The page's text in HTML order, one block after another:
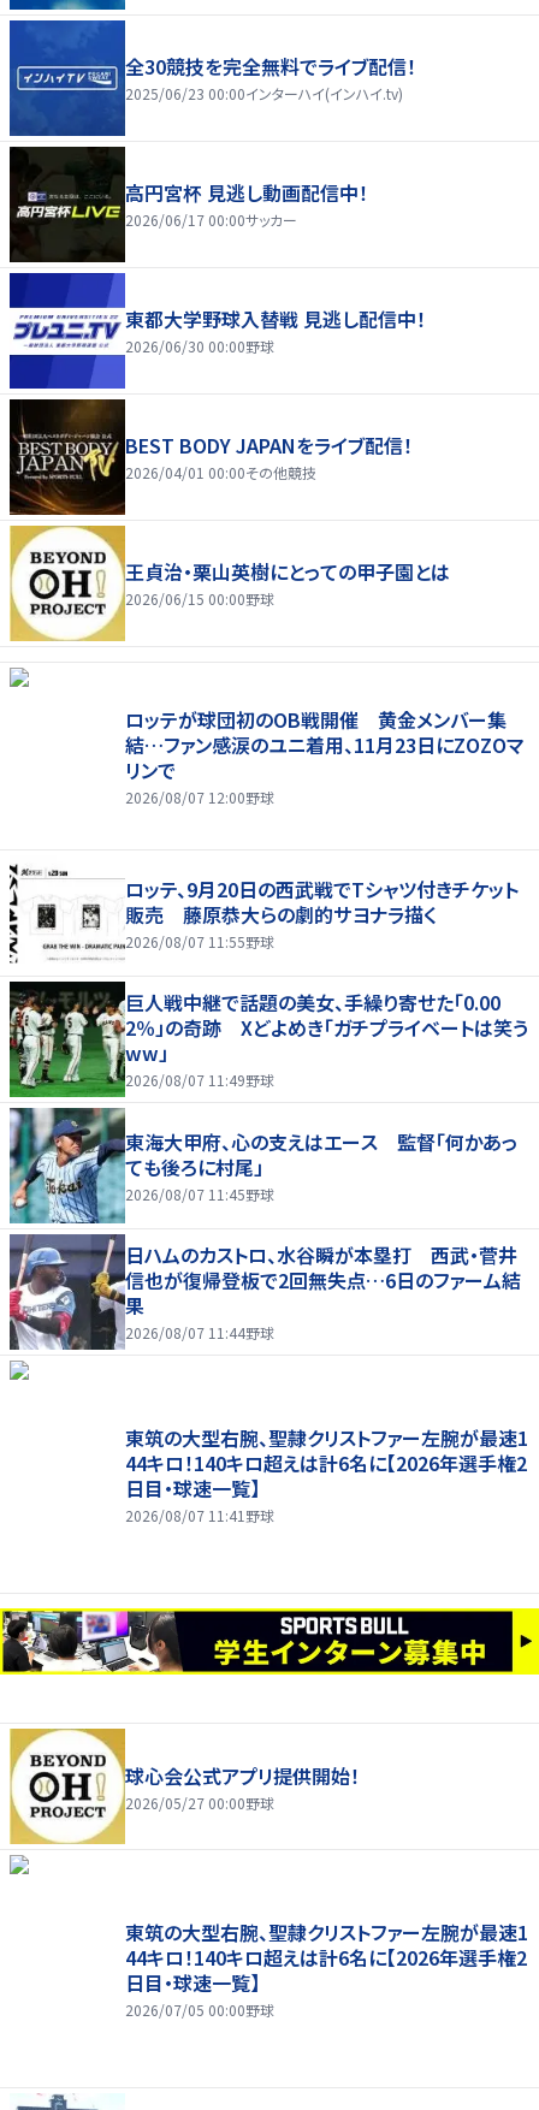
全30競技を完全無料でライブ配信！
2025/06/23 00:00インターハイ(インハイ.tv)
高円宮杯 見逃し動画配信中！
2026/06/17 00:00サッカー
東都大学野球入替戦 見逃し配信中！
2026/06/30 00:00野球
BEST BODY JAPANをライブ配信！
2026/04/01 00:00その他競技
王貞治・栗山英樹にとっての甲子園とは
2026/06/15 00:00野球
ロッテが球団初のOB戦開催 黄金メンバー集
結…ファン感涙のユニ着用、11月23日にZOZOマ
リンで
2026/08/07 12:00野球
ロッテ、9月20日の西武戦でTシャツ付きチケット
販売 藤原恭大らの劇的サヨナラ描く
2026/08/07 11:55野球
巨人戦中継で話題の美女、手繰り寄せた「0.00
2％」の奇跡 Xどよめき「ガチプライベートは笑う
ww」
2026/08/07 11:49野球
東海大甲府、心の支えはエース 監督「何かあっ
ても後ろに村尾」
2026/08/07 11:45野球
日ハムのカストロ、水谷瞬が本塁打 西武・菅井
信也が復帰登板で2回無失点…6日のファーム結
果
2026/08/07 11:44野球
東筑の大型右腕、聖隷クリストファー左腕が最速1
44キロ！140キロ超えは計6名に【2026年選手権2
日目・球速一覧】
2026/08/07 11:41 野球
球心会公式アプリ提供開始！
2026/05/27 00:00野球
東筑の大型右腕、聖隷クリストファー左腕が最速1
44キロ！140キロ超えは計6名に【2026年選手権2
日目・球速一覧】
2026/07/05 00:00野球